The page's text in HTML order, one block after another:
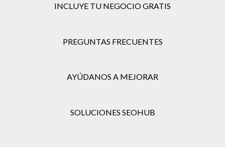
INCLUYE TU NEGOCIO GRATIS
PREGUNTAS FRECUENTES
AYÚDANOS A MEJORAR
SOLUCIONES SEOHUB